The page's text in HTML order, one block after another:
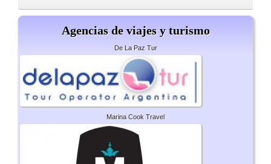
Agencias de viajes y turismo
De La Paz Tur
Marina Cook Travel